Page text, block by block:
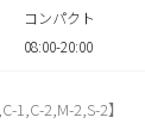
コンパクト
08:00-20:00
1,C-2,M-2,S-2】